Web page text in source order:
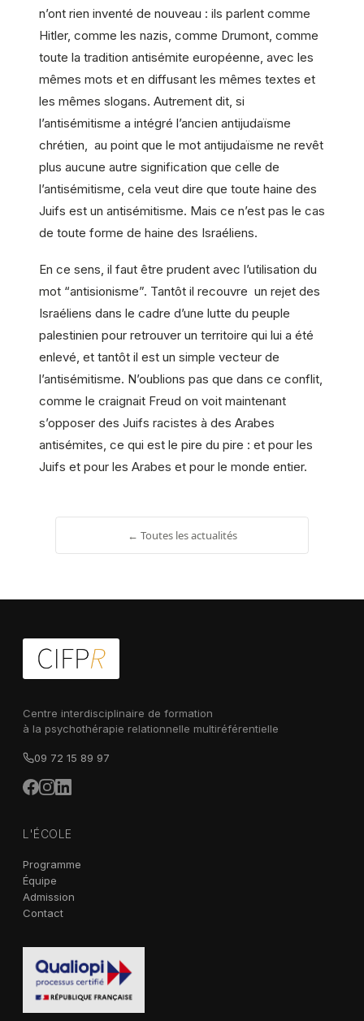
n’ont rien inventé de nouveau : ils parlent comme
Hitler, comme les nazis, comme Drumont, comme
toute la tradition antisémite européenne, avec les
mêmes mots et en diffusant les mêmes textes et
les mêmes slogans. Autrement dit, si
l’antisémitisme a intégré l’ancien antijudaïsme
chrétien, au point que le mot antijudaïsme ne revêt
plus aucune autre signification que celle de
l’antisémitisme, cela veut dire que toute haine des
Juifs est un antisémitisme. Mais ce n’est pas le cas
de toute forme de haine des Israéliens.
En ce sens, il faut être prudent avec l’utilisation du
mot “antisionisme”. Tantôt il recouvre un rejet des
Israéliens dans le cadre d’une lutte du peuple
palestinien pour retrouver un territoire qui lui a été
enlevé, et tantôt il est un simple vecteur de
l’antisémitisme. N’oublions pas que dans ce conflit,
comme le craignait Freud on voit maintenant
s’opposer des Juifs racistes à des Arabes
antisémites, ce qui est le pire du pire : et pour les
Juifs et pour les Arabes et pour le monde entier.
← Toutes les actualités
Centre interdisciplinaire de formation
à la psychothérapie relationnelle multiréférentielle
09 72 15 89 97
L'ÉCOLE
Programme
Équipe
Admission
Contact